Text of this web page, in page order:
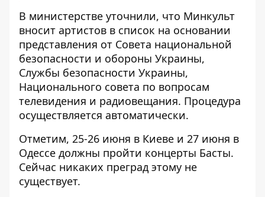
В министерстве уточнили, что Минкульт
вносит артистов в список на основании
представления от Совета национальной
безопасности и обороны Украины,
Службы безопасности Украины,
Национального совета по вопросам
телевидения и радиовещания. Процедура
осуществляется автоматически.
Отметим, 25-26 июня в Киеве и 27 июня в
Одессе должны пройти концерты Басты.
Сейчас никаких преград этому не
существует.